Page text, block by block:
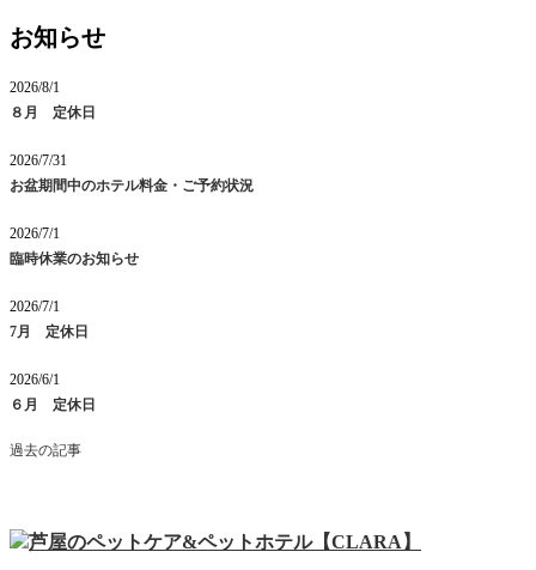
お知らせ
2026/8/1
８月 定休日
2026/7/31
お盆期間中のホテル料金・ご予約状況
2026/7/1
臨時休業のお知らせ
2026/7/1
7月 定休日
2026/6/1
６月 定休日
過去の記事